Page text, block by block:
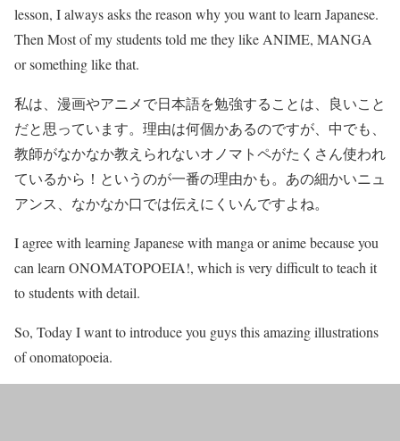
lesson, I always asks the reason why you want to learn Japanese.
Then Most of my students told me they like ANIME, MANGA
or something like that.
私は、漫画やアニメで日本語を勉強することは、良いこと
だと思っています。理由は何個かあるのですが、中でも、
教師がなかなか教えられないオノマトペがたくさん使われ
ているから！というのが一番の理由かも。あの細かいニュ
アンス、なかなか口では伝えにくいんですよね。
I agree with learning Japanese with manga or anime because you
can learn ONOMATOPOEIA!, which is very difficult to teach it
to students with detail.
So, Today I want to introduce you guys this amazing illustrations
of onomatopoeia.